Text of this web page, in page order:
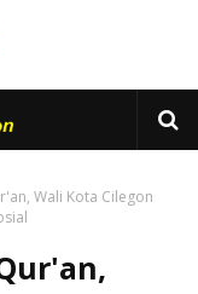
Wali Kota Cilegon